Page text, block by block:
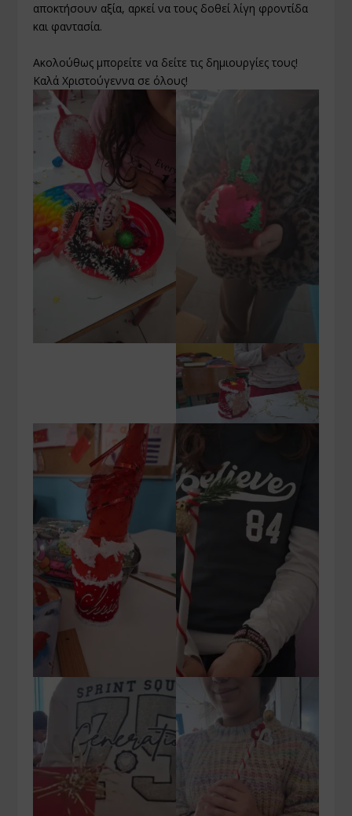
αποκτήσουν αξία, αρκεί να τους δοθεί λίγη φροντίδα
και φαντασία.
Ακολούθως μπορείτε να δείτε τις δημιουργίες τους!
Καλά Χριστούγεννα σε όλους!